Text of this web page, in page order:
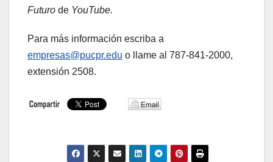
Futuro de YouTube.
Para más información escriba a
empresas@pucpr.edu o llame al 787-841-2000,
extensión 2508.